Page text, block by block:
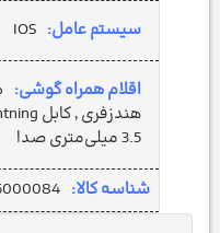
سیستم عامل: IOS
اقلام همراه گوشی:
3.5 میلی‌متری صدا
شناسه کالا: